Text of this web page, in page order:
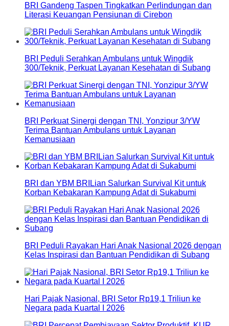
BRI Gandeng Taspen Tingkatkan Perlindungan dan
Literasi Keuangan Pensiunan di Cirebon
BRI Peduli Serahkan Ambulans untuk Wingdik
300/Teknik, Perkuat Layanan Kesehatan di Subang
BRI Perkuat Sinergi dengan TNI, Yonzipur 3/YW
Terima Bantuan Ambulans untuk Layanan
Kemanusiaan
BRI dan YBM BRILian Salurkan Survival Kit untuk
Korban Kebakaran Kampung Adat di Sukabumi
BRI Peduli Rayakan Hari Anak Nasional 2026 dengan
Kelas Inspirasi dan Bantuan Pendidikan di Subang
Hari Pajak Nasional, BRI Setor Rp19,1 Triliun ke
Negara pada Kuartal I 2026